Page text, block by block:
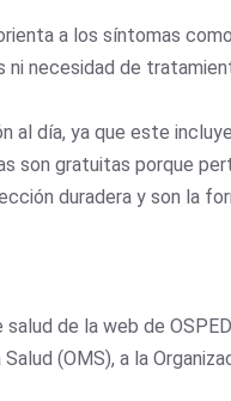
a los síntomas
necesidad de
al día, ya que este
son gratuitas porque
duradera y son la
de la web de
(OMS), a la